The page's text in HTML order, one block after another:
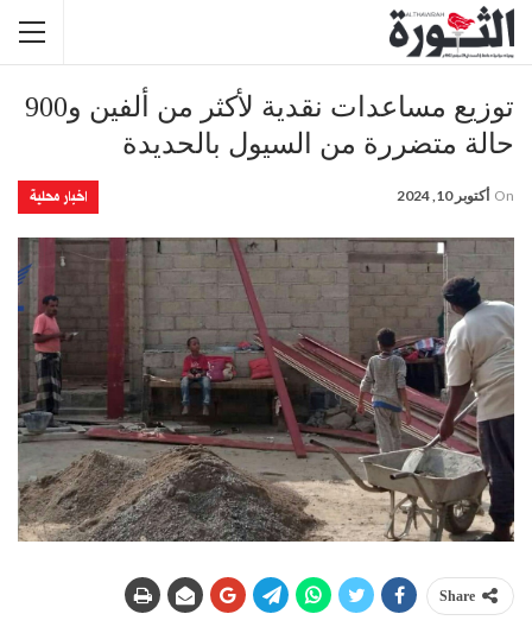
توزيع مساعدات نقدية لأكثر من ألفين و900
حالة متضررة من السيول بالحديدة
اخبار محلية On أكتوبر 10, 2024
Share